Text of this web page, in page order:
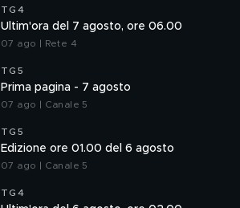
TG4
Ultim'ora del 7 agosto, ore 06.00
07 ago | Rete 4
TG5
Prima pagina - 7 agosto
07 ago | Canale 5
TG5
Edizione ore 01.00 del 6 agosto
07 ago | Canale 5
TG4